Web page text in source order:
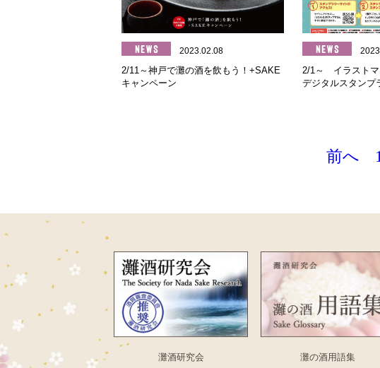
2023.02.08
2/11～神戸で灘の酒を飲もう！+SAKE
キャンペーン
2/1～ イラスト
デジタルスタンプ
前へ 1
灘酒研究会 灘の酒用語集